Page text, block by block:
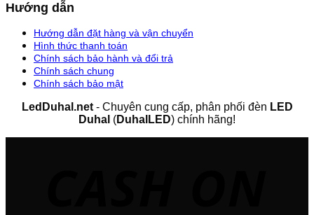
Hướng dẫn
Hướng dẫn đặt hàng và vận chuyển
Hình thức thanh toán
Chính sách bảo hành và đổi trả
Chính sách chung
Chính sách bảo mật
LedDuhal.net- Chuyên cung cấp, phân phối đèn LED
Duhal (DuhalLED) chính hãng!